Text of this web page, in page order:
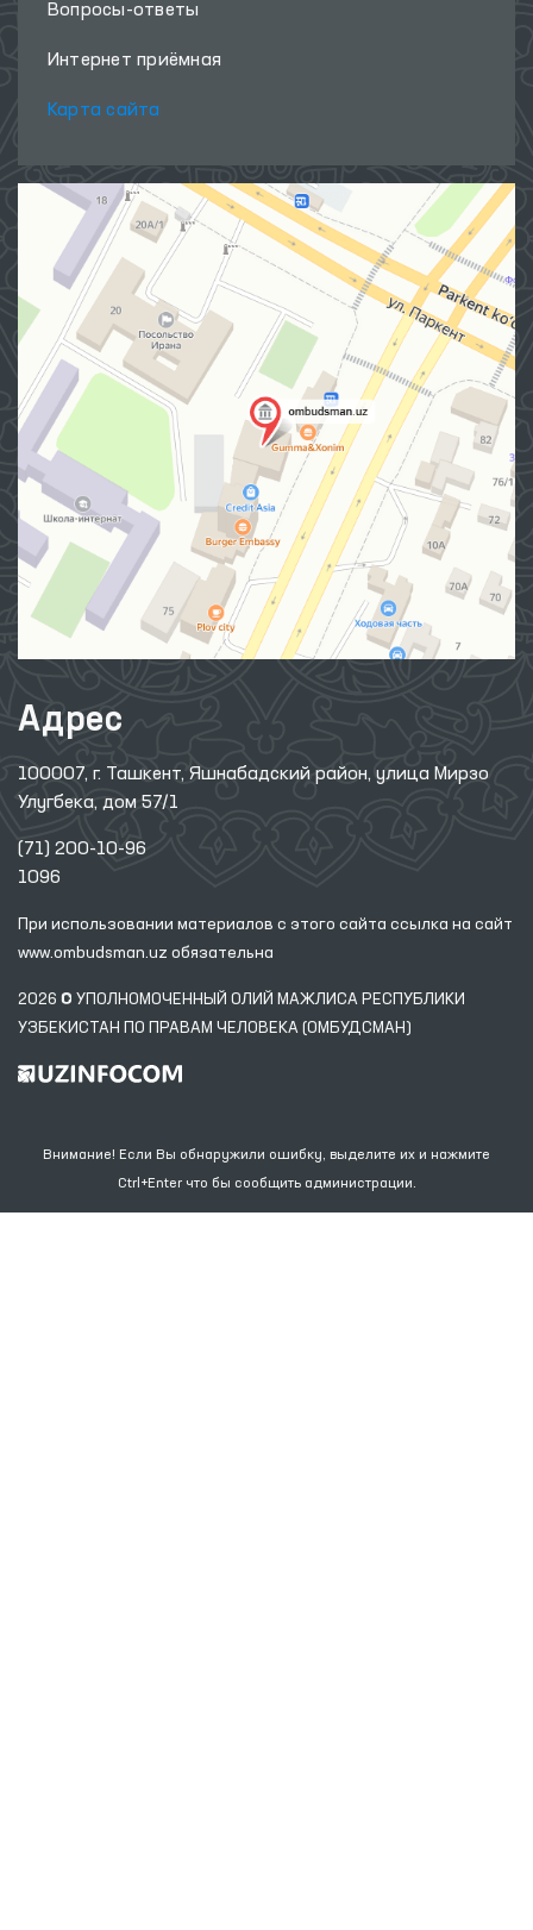
Вопросы-ответы
Интернет приёмная
Карта сайта
Адрес
100007, г. Ташкент, Яшнабадский район, улица Мирзо
Улугбека, дом 57/1
(71) 200-10-96
1096
При использовании материалов с этого сайта ссылка на сайт
www.ombudsman.uz обязательна
2026 © УПОЛНОМОЧЕННЫЙ ОЛИЙ МАЖЛИСА РЕСПУБЛИКИ
УЗБЕКИСТАН ПО ПРАВАМ ЧЕЛОВЕКА (ОМБУДСМАН)
Внимание! Если Вы обнаружили ошибку, выделите их и нажмите
Ctrl+Enter что бы сообщить администрации.